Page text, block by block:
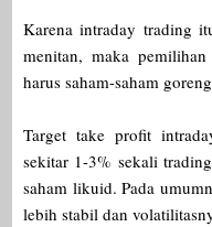
Karena intraday trading
menitan, maka
harus saham-saham
Target take profit
sekitar 1-3% sekali
saham likuid. Pada
lebih stabil dan